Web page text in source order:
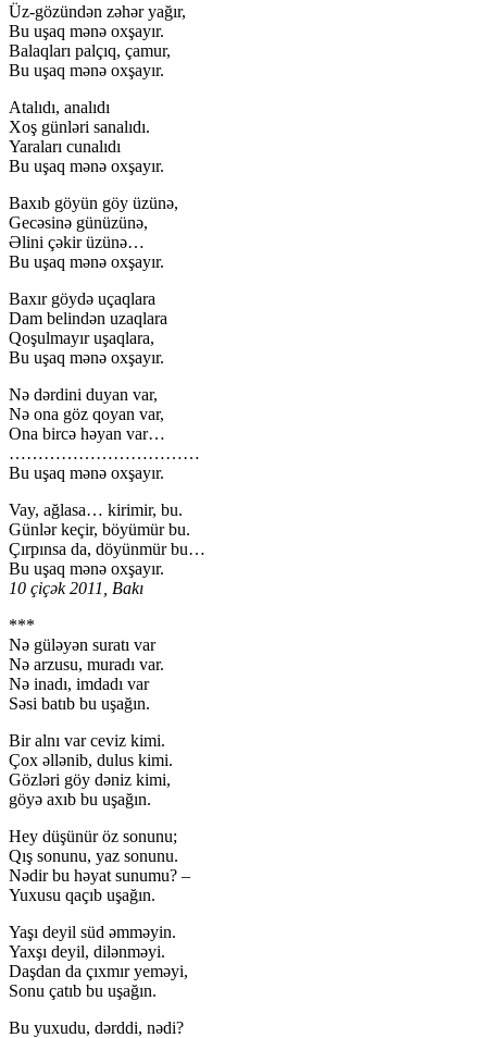
Üz-gözündən zəhər yağır,
Bu uşaq mənə oxşayır.
Balaqları palçıq, çamur,
Bu uşaq mənə oxşayır.
Atalıdı, analıdı
Xoş günləri sanalıdı.
Yaraları cunalıdı
Bu uşaq mənə oxşayır.
Baxıb göyün göy üzünə,
Gecəsinə günüzünə,
Əlini çəkir üzünə…
Bu uşaq mənə oxşayır.
Baxır göydə uçaqlara
Dam belindən uzaqlara
Qoşulmayır uşaqlara,
Bu uşaq mənə oxşayır.
Nə dərdini duyan var,
Nə ona göz qoyan var,
Ona bircə həyan var…
……………………………
Bu uşaq mənə oxşayır.
Vay, ağlasa… kirimir, bu.
Günlər keçir, böyümür bu.
Çırpınsa da, döyünmür bu…
Bu uşaq mənə oxşayır.
10 çiçək 2011, Bakı
***
Nə güləyən suratı var
Nə arzusu, muradı var.
Nə inadı, imdadı var
Səsi batıb bu uşağın.
Bir alnı var ceviz kimi.
Çox əllənib, dulus kimi.
Gözləri göy dəniz kimi,
göyə axıb bu uşağın.
Hey düşünür öz sonunu;
Qış sonunu, yaz sonunu.
Nədir bu həyat sunumu? –
Yuxusu qaçıb uşağın.
Yaşı deyil süd əmməyin.
Yaxşı deyil, dilənməyi.
Daşdan da çıxmır yeməyi,
Sonu çatıb bu uşağın.
Bu yuxudu, dərddi, nədi?